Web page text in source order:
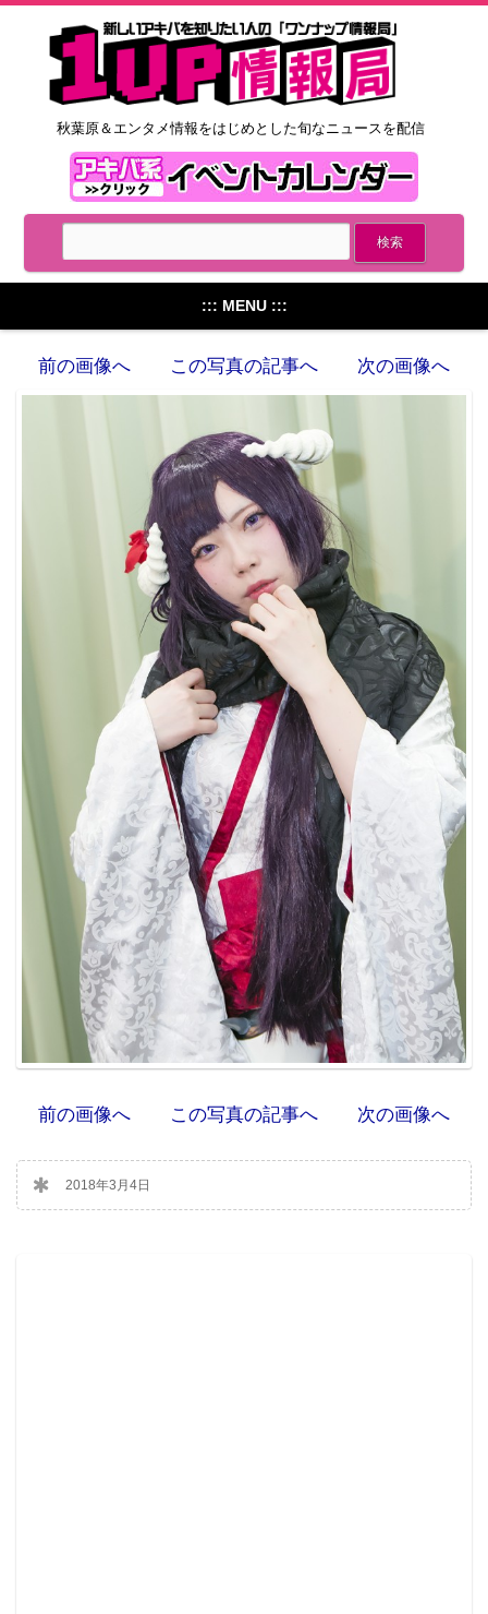
秋葉原＆エンタメ情報をはじめとした旬なニュースを配信
::: MENU :::
前の画像へ この写真の記事へ 次の画像へ
前の画像へ この写真の記事へ 次の画像へ
2018年3月4日